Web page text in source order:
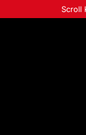
ke
Scroll